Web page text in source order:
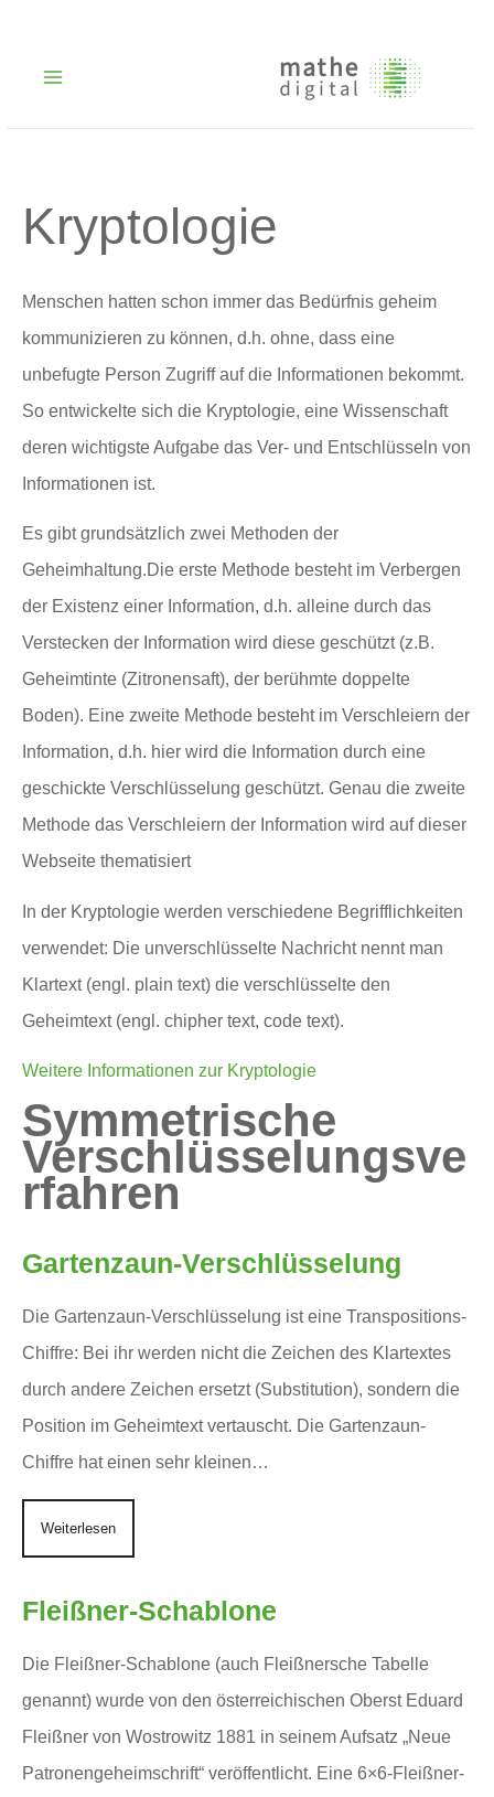
springen
Kryptologie
Menschen hatten schon immer das Bedürfnis geheim
kommunizieren zu können, d.h. ohne, dass eine
unbefugte Person Zugriff auf die Informationen bekommt.
So entwickelte sich die Kryptologie, eine Wissenschaft
deren wichtigste Aufgabe das Ver- und Entschlüsseln von
Informationen ist.
Es gibt grundsätzlich zwei Methoden der
Geheimhaltung.Die erste Methode besteht im Verbergen
der Existenz einer Information, d.h. alleine durch das
Verstecken der Information wird diese geschützt (z.B.
Geheimtinte (Zitronensaft), der berühmte doppelte
Boden). Eine zweite Methode besteht im Verschleiern der
Information, d.h. hier wird die Information durch eine
geschickte Verschlüsselung geschützt. Genau die zweite
Methode das Verschleiern der Information wird auf dieser
Webseite thematisiert
In der Kryptologie werden verschiedene Begrifflichkeiten
verwendet: Die unverschlüsselte Nachricht nennt man
Klartext (engl. plain text) die verschlüsselte den
Geheimtext (engl. chipher text, code text).
Weitere Informationen zur Kryptologie
Symmetrische
Verschlüsselungsve
rfahren
Gartenzaun-Verschlüsselung
Die Gartenzaun-Verschlüsselung ist eine Transpositions-
Chiffre: Bei ihr werden nicht die Zeichen des Klartextes
durch andere Zeichen ersetzt (Substitution), sondern die
Position im Geheimtext vertauscht. Die Gartenzaun-
Chiffre hat einen sehr kleinen…
Weiterlesen
Fleißner-Schablone
Die Fleißner-Schablone (auch Fleißnersche Tabelle
genannt) wurde von den österreichischen Oberst Eduard
Fleißner von Wostrowitz 1881 in seinem Aufsatz „Neue
Patronengeheimschrift“ veröffentlicht. Eine 6×6-Fleißner-